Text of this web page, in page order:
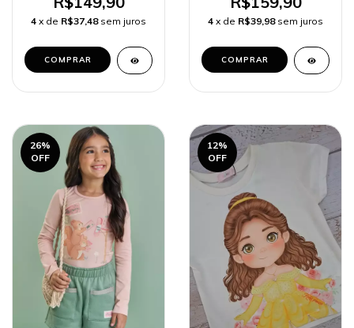
4 x de R$37,48 sem juros
COMPRAR
4 x de R$39,98 sem juros
COMPRAR
26%
OFF
12%
OFF